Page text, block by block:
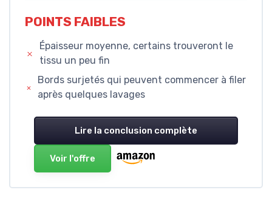
POINTS FAIBLES
Épaisseur moyenne, certains trouveront le
tissu un peu fin
Bords surjetés qui peuvent commencer à filer
après quelques lavages
Lire la conclusion complète
Voir l'offre